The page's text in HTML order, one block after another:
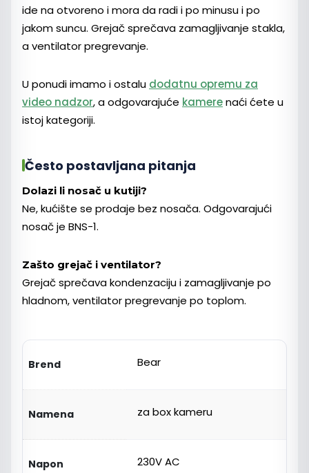
ide na otvoreno i mora da radi i po minusu i po
jakom suncu. Grejač sprečava zamagljivanje stakla,
a ventilator pregrevanje.
U ponudi imamo i ostalu dodatnu opremu za
video nadzor, a odgovarajuće kamerenaći ćete u
istoj kategoriji.
Često postavljana pitanja
Dolazi li nosač u kutiji?
Ne, kućište se prodaje bez nosača. Odgovarajući
nosač je BNS-1.
Zašto grejač i ventilator?
Grejač sprečava kondenzaciju i zamagljivanje po
hladnom, ventilator pregrevanje po toplom.
Brend Bear
Namena za box kameru
Napon 230V AC